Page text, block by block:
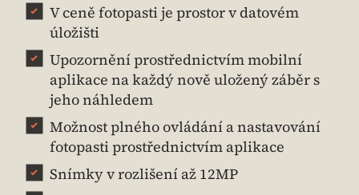
V ceně fotopasti je prostor v datovém
úložišti
Upozornění prostřednictvím mobilní
aplikace na každý nově uložený záběr s
jeho náhledem
Možnost plného ovládání a nastavování
fotopasti prostřednictvím aplikace
Snímky v rozlišení až 12MP